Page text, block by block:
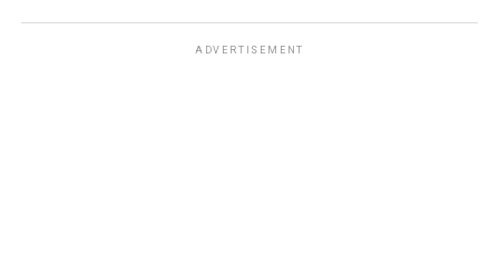
ADVERTISEMENT